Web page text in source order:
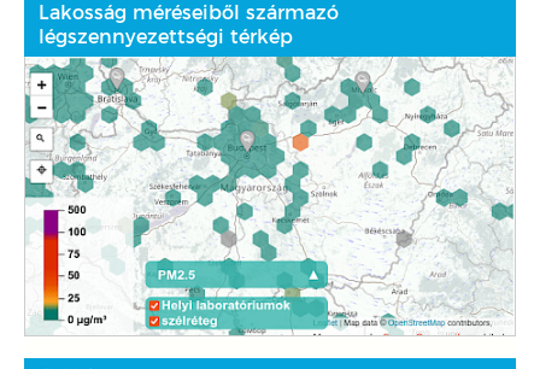
Lakosság méréseiből származó
légszennyezettségi térkép